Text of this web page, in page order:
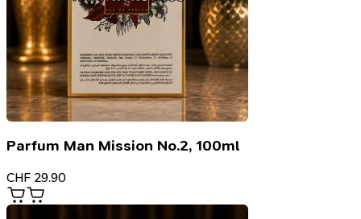
Parfum Man Mission No.2, 100ml
CHF 29.90